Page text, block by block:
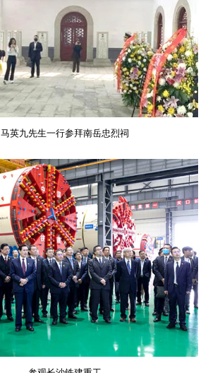
马英九先生一行参拜南岳忠烈祠